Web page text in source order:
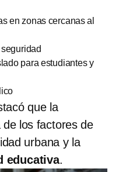
en zonas cercanas al
para estudiantes y
que la
de los factores de
urbana y la
educativa.